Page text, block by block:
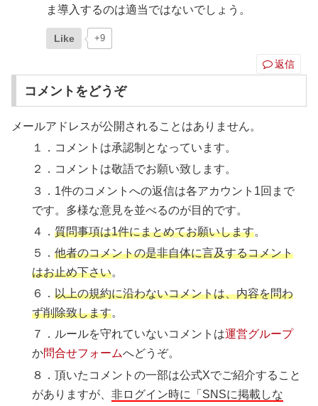
ま導入するのは適当ではないでしょう。
Like +9
返信
コメントをどうぞ
メールアドレスが公開されることはありません。
１．コメントは承認制となっています。
２．コメントは敬語でお願い致します。
３．1件のコメントへの返信は各アカウント1回まで
です。多様な意見を並べるのが目的です。
４．質問事項は1件にまとめてお願いします。
５．他者のコメントの是非自体に言及するコメント
はお止め下さい。
６．以上の規約に沿わないコメントは、内容を問わ
ず削除致します。
７．ルールを守れていないコメントは運営グループ
か問合せフォームへどうぞ。
８．頂いたコメントの一部は公式Xでご紹介すること
がありますが、非ログイン時に「SNSに掲載しな